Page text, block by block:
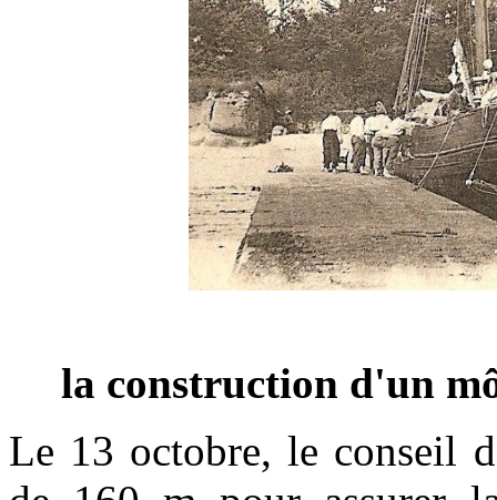
la construction d'un
Le 13 octobre, le conseil